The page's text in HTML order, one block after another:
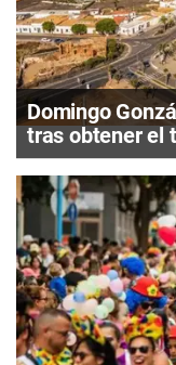
Domingo
tras obtener el